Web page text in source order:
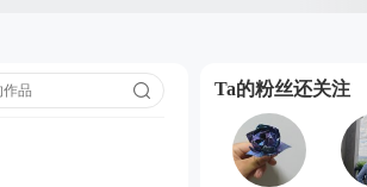
Ta的粉丝还关注